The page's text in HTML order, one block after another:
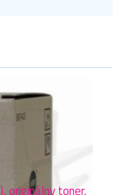
originálny toner,